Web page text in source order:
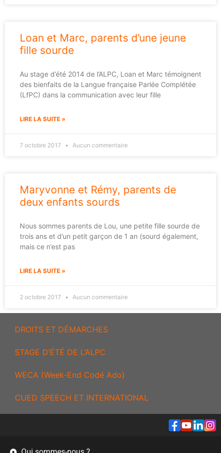
Loan et Marc, parents d’une jeune
fille sourde
Au stage d’été 2014 de l’ALPC, Loan et Marc témoignent
des bienfaits de la Langue française Parlée Complétée
(LfPC) dans la communication avec leur fille
LIRE LA SUITE »
7 octobre 2017 Aucun commentaire
Maryvonne et Rémy, parents de
deux enfants sourds
Nous sommes parents de Lou, une petite fille sourde de
trois ans et d’un petit garçon de 1 an (sourd également,
mais ce n’est pas
LIRE LA SUITE »
2 octobre 2017 Aucun commentaire
DROITS ET DÉMARCHES
STAGE D’ÉTÉ DE L’ALPC
WECA (Week-End Codé Ado)
CUED SPEECH ET INTERNATIONAL